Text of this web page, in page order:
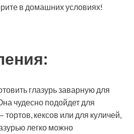
в домашних условиях!
глазурь заварную для
чудесно подойдет для
кексов или для куличей,
легко можно